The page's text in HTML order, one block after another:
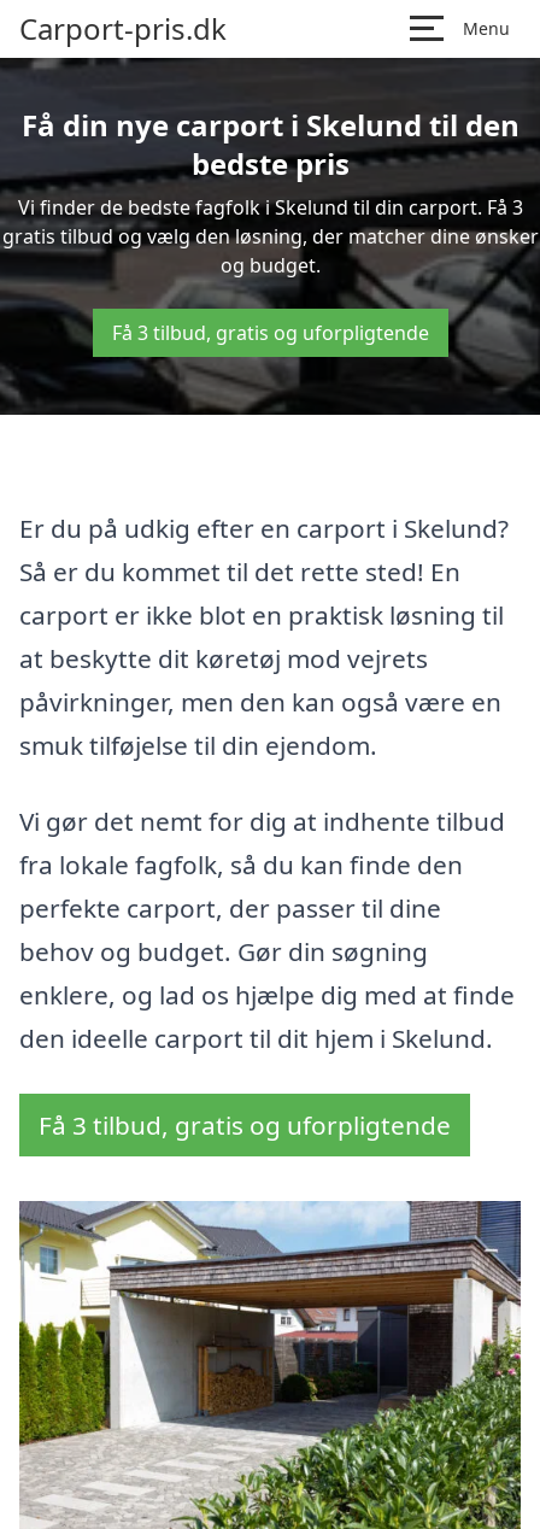
Carport-pris.dk Menu
Få din nye carport i Skelund til den
bedste pris
Vi finder de bedste fagfolk i Skelund til din carport. Få 3
gratis tilbud og vælg den løsning, der matcher dine ønsker
og budget.
Få 3 tilbud, gratis og uforpligtende
Er du på udkig efter en carport i Skelund?
Så er du kommet til det rette sted! En
carport er ikke blot en praktisk løsning til
at beskytte dit køretøj mod vejrets
påvirkninger, men den kan også være en
smuk tilføjelse til din ejendom.
Vi gør det nemt for dig at indhente tilbud
fra lokale fagfolk, så du kan finde den
perfekte carport, der passer til dine
behov og budget. Gør din søgning
enklere, og lad os hjælpe dig med at finde
den ideelle carport til dit hjem i Skelund.
Få 3 tilbud, gratis og uforpligtende